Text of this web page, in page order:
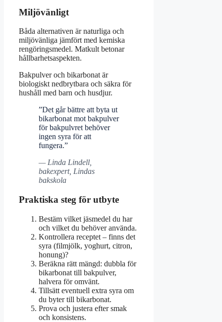
Miljövänligt
Båda alternativen är naturliga och
miljövänliga jämfört med kemiska
rengöringsmedel. Matkult betonar
hållbarhetsaspekten.
Bakpulver och bikarbonat är
biologiskt nedbrytbara och säkra för
hushåll med barn och husdjur.
”Det går bättre att byta ut
bikarbonat mot bakpulver
för bakpulvret behöver
ingen syra för att
fungera.”
— Linda Lindell,
bakexpert, Lindas
bakskola
Praktiska steg för utbyte
Bestäm vilket jäsmedel du har
och vilket du behöver använda.
Kontrollera receptet – finns det
syra (filmjölk, yoghurt, citron,
honung)?
Beräkna rätt mängd: dubbla för
bikarbonat till bakpulver,
halvera för omvänt.
Tillsätt eventuell extra syra om
du byter till bikarbonat.
Prova och justera efter smak
och konsistens.